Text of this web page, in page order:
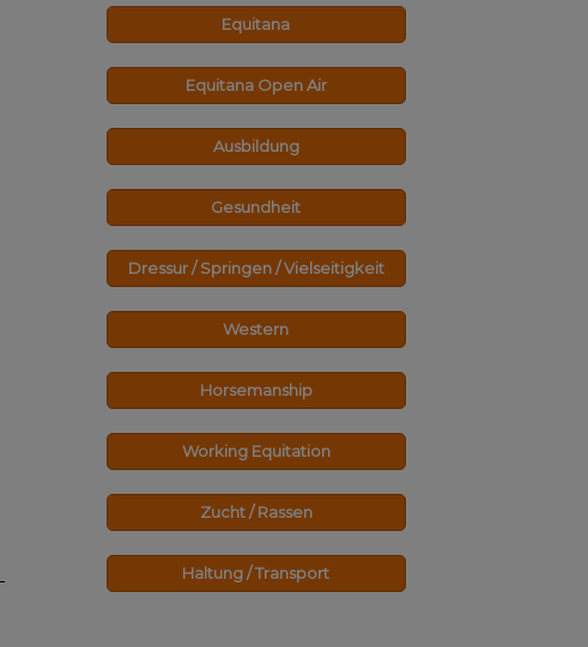
Equitana
Equitana Open Air
Ausbildung
Gesundheit
Dressur / Springen / Vielseitigkeit
Western
Horsemanship
Working Equitation
Zucht / Rassen
Haltung / Transport